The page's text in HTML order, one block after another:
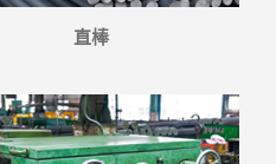
直棒